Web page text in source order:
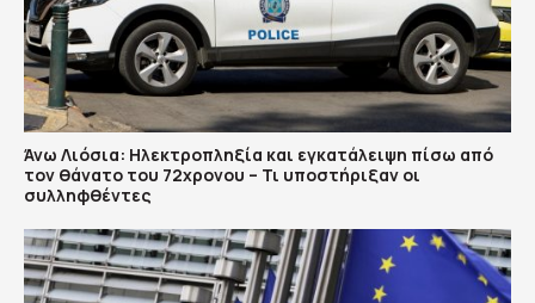
Άνω Λιόσια: Ηλεκτροπληξία και εγκατάλειψη πίσω από
τον θάνατο του 72χρονου – Τι υποστήριξαν οι
συλληφθέντες